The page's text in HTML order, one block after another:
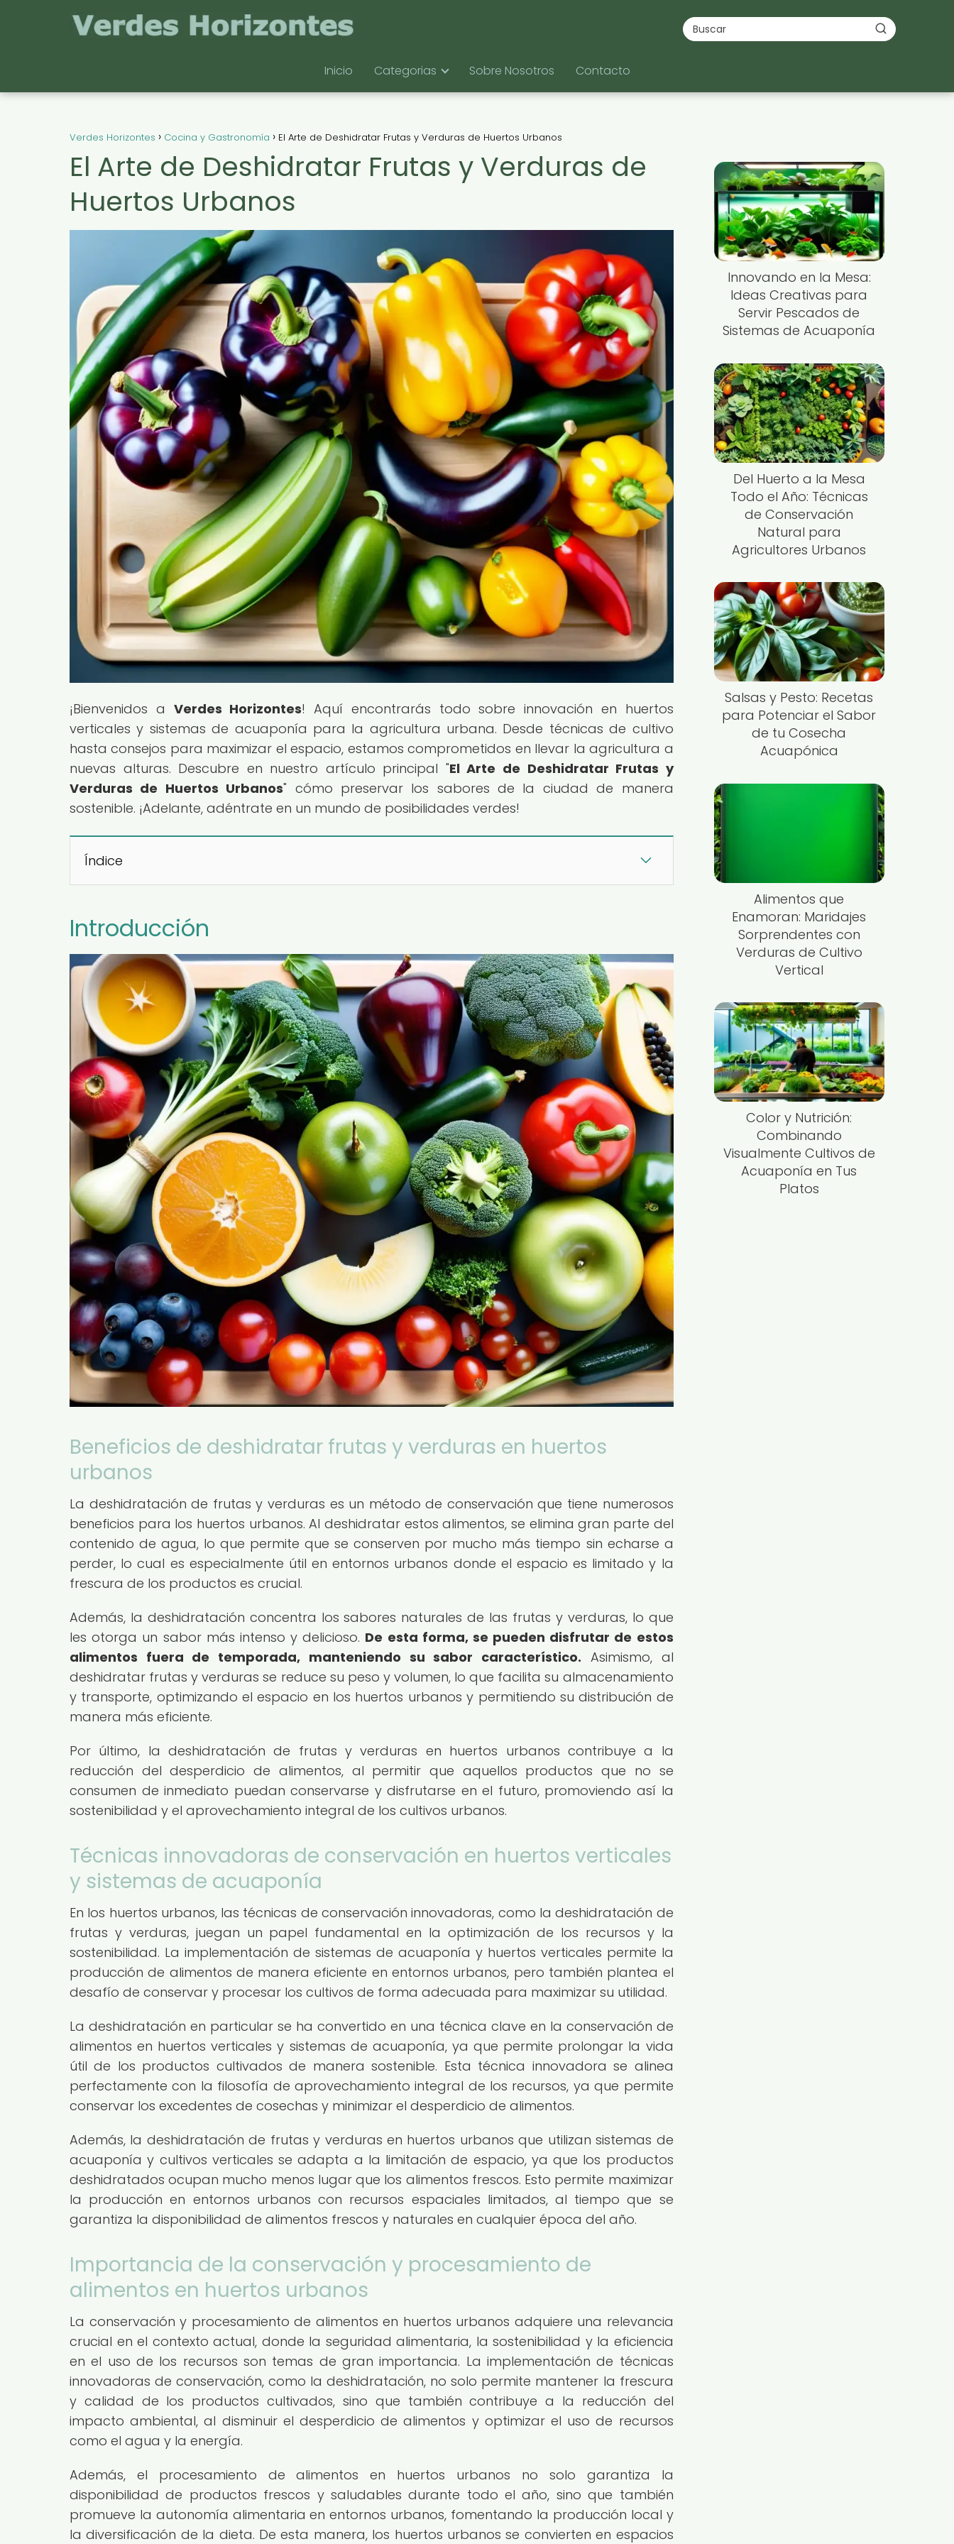
Inicio Categorias Sobre Nosotros Contacto
Verdes Horizontes Cocina y Gastronomía El Arte de Deshidratar Frutas y Verduras de Huertos Urbanos
El Arte de Deshidratar Frutas y Verduras de
Huertos Urbanos
¡Bienvenidos a Verdes Horizontes! Aquí encontrarás todo sobre innovación en huertos
verticales y sistemas de acuaponía para la agricultura urbana. Desde técnicas de cultivo
hasta consejos para maximizar el espacio, estamos comprometidos en llevar la agricultura a
nuevas alturas. Descubre en nuestro artículo principal "El Arte de Deshidratar Frutas y
Verduras de Huertos Urbanos" cómo preservar los sabores de la ciudad de manera
sostenible. ¡Adelante, adéntrate en un mundo de posibilidades verdes!
Índice
Introducción
Beneficios de deshidratar frutas y verduras en huertos
urbanos
La deshidratación de frutas y verduras es un método de conservación que tiene numerosos
beneficios para los huertos urbanos. Al deshidratar estos alimentos, se elimina gran parte del
contenido de agua, lo que permite que se conserven por mucho más tiempo sin echarse a
perder, lo cual es especialmente útil en entornos urbanos donde el espacio es limitado y la
frescura de los productos es crucial.
Además, la deshidratación concentra los sabores naturales de las frutas y verduras, lo que
les otorga un sabor más intenso y delicioso. De esta forma, se pueden disfrutar de estos
alimentos fuera de temporada, manteniendo su sabor característico. Asimismo, al
deshidratar frutas y verduras se reduce su peso y volumen, lo que facilita su almacenamiento
y transporte, optimizando el espacio en los huertos urbanos y permitiendo su distribución de
manera más eficiente.
Por último, la deshidratación de frutas y verduras en huertos urbanos contribuye a la
reducción del desperdicio de alimentos, al permitir que aquellos productos que no se
consumen de inmediato puedan conservarse y disfrutarse en el futuro, promoviendo así la
sostenibilidad y el aprovechamiento integral de los cultivos urbanos.
Técnicas innovadoras de conservación en huertos verticales
y sistemas de acuaponía
En los huertos urbanos, las técnicas de conservación innovadoras, como la deshidratación de
frutas y verduras, juegan un papel fundamental en la optimización de los recursos y la
sostenibilidad. La implementación de sistemas de acuaponía y huertos verticales permite la
producción de alimentos de manera eficiente en entornos urbanos, pero también plantea el
desafío de conservar y procesar los cultivos de forma adecuada para maximizar su utilidad.
La deshidratación en particular se ha convertido en una técnica clave en la conservación de
alimentos en huertos verticales y sistemas de acuaponía, ya que permite prolongar la vida
útil de los productos cultivados de manera sostenible. Esta técnica innovadora se alinea
perfectamente con la filosofía de aprovechamiento integral de los recursos, ya que permite
conservar los excedentes de cosechas y minimizar el desperdicio de alimentos.
Además, la deshidratación de frutas y verduras en huertos urbanos que utilizan sistemas de
acuaponía y cultivos verticales se adapta a la limitación de espacio, ya que los productos
deshidratados ocupan mucho menos lugar que los alimentos frescos. Esto permite maximizar
la producción en entornos urbanos con recursos espaciales limitados, al tiempo que se
garantiza la disponibilidad de alimentos frescos y naturales en cualquier época del año.
Importancia de la conservación y procesamiento de
alimentos en huertos urbanos
La conservación y procesamiento de alimentos en huertos urbanos adquiere una relevancia
crucial en el contexto actual, donde la seguridad alimentaria, la sostenibilidad y la eficiencia
en el uso de los recursos son temas de gran importancia. La implementación de técnicas
innovadoras de conservación, como la deshidratación, no solo permite mantener la frescura
y calidad de los productos cultivados, sino que también contribuye a la reducción del
impacto ambiental, al disminuir el desperdicio de alimentos y optimizar el uso de recursos
como el agua y la energía.
Además, el procesamiento de alimentos en huertos urbanos no solo garantiza la
disponibilidad de productos frescos y saludables durante todo el año, sino que también
promueve la autonomía alimentaria en entornos urbanos, fomentando la producción local y
la diversificación de la dieta. De esta manera, los huertos urbanos se convierten en espacios
Innovando en la Mesa:
Ideas Creativas para
Servir Pescados de
Sistemas de Acuaponía
Del Huerto a la Mesa
Todo el Año: Técnicas
de Conservación
Natural para
Agricultores Urbanos
Salsas y Pesto: Recetas
para Potenciar el Sabor
de tu Cosecha
Acuapónica
Alimentos que
Enamoran: Maridajes
Sorprendentes con
Verduras de Cultivo
Vertical
Color y Nutrición:
Combinando
Visualmente Cultivos de
Acuaponía en Tus
Platos